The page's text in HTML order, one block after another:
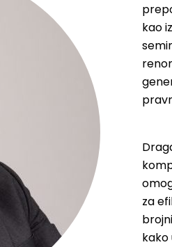
kao
za
kako